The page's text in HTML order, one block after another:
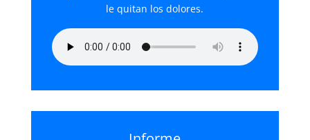
le quitan los dolores.